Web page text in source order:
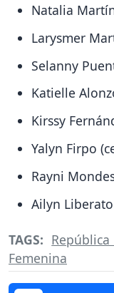
Natalia
Larysmer
Selanny
Katielle
Kirssy
Yalyn Firpo
Rayni
Ailyn
TAGS:
Femenina